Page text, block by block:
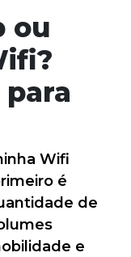
ou
Wifi
é
de
e